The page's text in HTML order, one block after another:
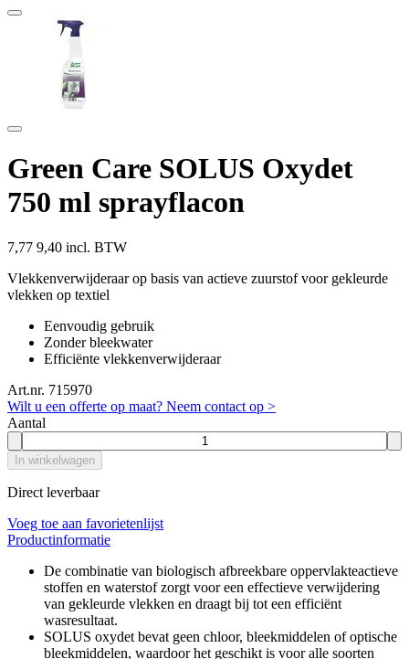
Green Care SOLUS Oxydet
750 ml sprayflacon
7,77 9,40 incl. BTW
Vlekkenverwijderaar op basis van actieve zuurstof voor gekleurde
vlekken op textiel
Eenvoudig gebruik
Zonder bleekwater
Efficiënte vlekkenverwijderaar
Art.nr. 715970
Wilt u een offerte op maat? Neem contact op >
Aantal
In winkelwagen
Direct leverbaar
Voeg toe aan favorietenlijst
Productinformatie
De combinatie van biologisch afbreekbare oppervlakteactieve
stoffen en waterstof zorgt voor een effectieve verwijdering
van gekleurde vlekken en draagt bij tot een efficiënt
wasresultaat.
SOLUS oxydet bevat geen chloor, bleekmiddelen of optische
bleekmiddelen, waardoor het geschikt is voor alle soorten